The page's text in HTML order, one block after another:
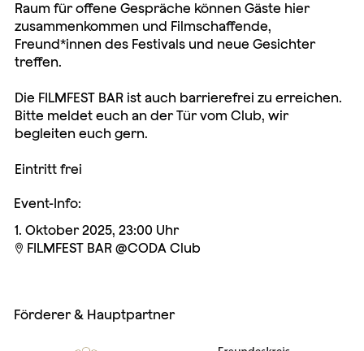
Raum für offene Gespräche können Gäste hier
zusammenkommen und Filmschaffende,
Freund*innen des Festivals und neue Gesichter
treffen.
Die FILMFEST BAR ist auch barrierefrei zu erreichen.
Bitte meldet euch an der Tür vom Club, wir
begleiten euch gern.
Eintritt frei
Event-Info:
1. Oktober 2025, 23:00 Uhr
 FILMFEST BAR @CODA Club
Förderer & Hauptpartner